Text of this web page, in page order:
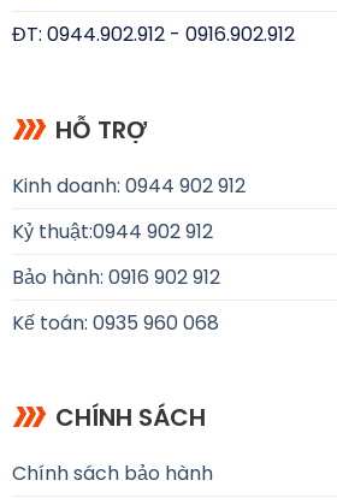
ĐT: 0944.902.912 - 0916.902.912
HỖ TRỢ
Kinh doanh: 0944 902 912
Kỷ thuật:0944 902 912
Bảo hành: 0916 902 912
Kế toán: 0935 960 068
CHÍNH SÁCH
Chính sách bảo hành